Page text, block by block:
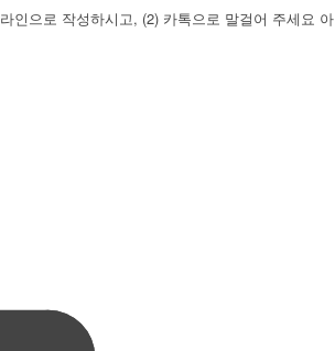
인으로 작성하시고, (2) 카톡으로 말걸어 주세요 아